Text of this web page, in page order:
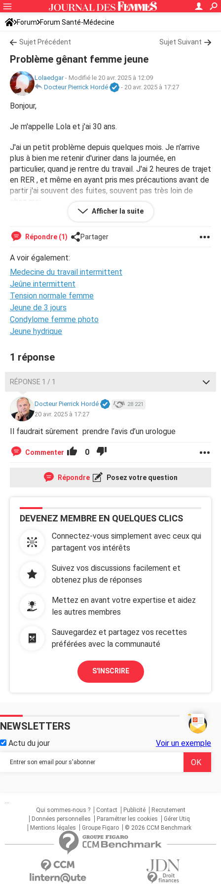
Forum Forum Santé-Médecine
Symptômes et maladies courantes
Sujet Précédent Sujet Suivant
Problème gênant femme jeune
Lolaedgar- Modifié le 20 avr. 2025 à 12:09
Docteur Pierrick Hordé
- 20 avr. 2025 à 17:27
Bonjour,
Je m'appelle Lola et j'ai 30 ans.
J'ai un petit problème depuis quelques mois. Je n'arrive
plus à bien me retenir d'uriner dans la journée, en
particulier, quand je rentre du travail. J'ai 2 heures de trajet
en RER , et même en ayant pris mes précautions avant de
partir j'ai souvent des fuites, souvent pas très loin de
chez moi.
de la rééducation périnéale. Alors que je n'avais même pas
eu de grossesse... Mais j'ai toujours ces foutues envies
irrépressibles.
Je suis la même dans cette situation ? , cela m'inquiète un
peu , vous avez des solutions ?
Merci d'avance. Lola.
Afficher la suite
Répondre (1) Partager
A voir également:
Medecine du travail intermittent
Jeûne intermittent
Tension normale femme
Jeune de 3 jours
Condylome femme photo
Jeune hydrique
1 réponse
RÉPONSE 1 / 1
Docteur Pierrick Hordé 28 221
20 avr. 2025 à 17:27
Il faudrait sûrement prendre l’avis d’un urologue
Commenter 0
Répondre Posez votre question
DEVENEZ MEMBRE EN QUELQUES CLICS
Connectez-vous simplement avec ceux qui
partagent vos intérêts
Suivez vos discussions facilement et
obtenez plus de réponses
Mettez en avant votre expertise et aidez
les autres membres
Sauvegardez et partagez vos recettes
préférées avec la communauté
S'INSCRIRE
NEWSLETTERS
Actu du jour Voir un exemple
...
Qui sommes-nous ?
Contact Publicité
Recrutement
Données personnelles
Paramétrer les cookies
Gérer Utiq
Mentions légales
Groupe Figaro © 2026 CCM Benchmark